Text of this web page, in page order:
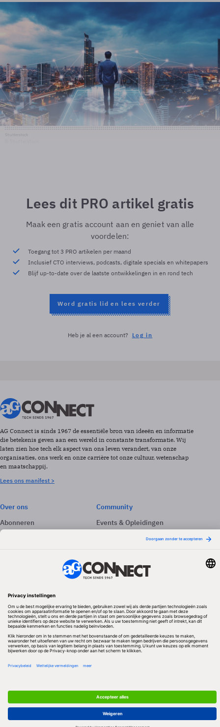
Lees dit PRO artikel gratis
Maak een gratis account aan en geniet van alle
voordelen:
Toegang tot 3 PRO artikelen per maand
Inclusief CTO interviews, podcasts, digitale specials en whitepapers
Blijf up-to-date over de laatste ontwikkelingen in en rond tech
Word gratis lid en lees verder
Heb je al een account? Log in
AG Connect is sinds 1967 de essentiële bron van ideeën en informatie
die betekenis geven aan een wereld in constante transformatie. Wij
laten zien hoe tech elk aspect van ons leven verandert, van onze
organisaties, ons werk en onze carrière tot onze cultuur, wetenschap
en maatschappij.
Lees ons manifest >
Over ons
Abonneren
Adverteren
Community
Events & Opleidingen
Volg ons
Redactionele partner
Algemene Voorwaarden & Copyrights